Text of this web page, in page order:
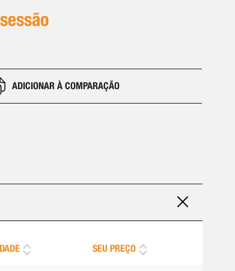
ADICIONAR À COMPARAÇÃO
SEU PREÇO